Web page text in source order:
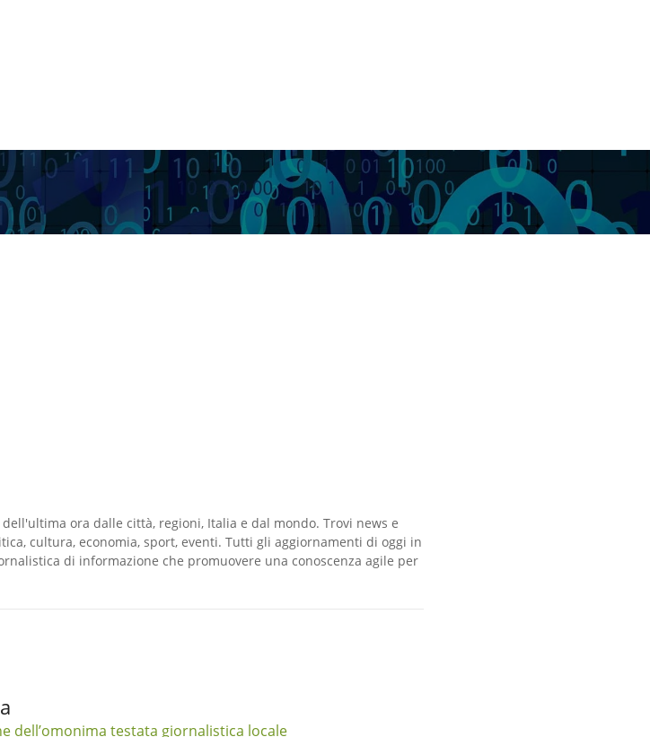
ora dalle città, regioni, Italia e dal mondo. Trovi news e
cultura, economia, sport, eventi. Tutti gli aggiornamenti di oggi in
di informazione che promuovere una conoscenza agile per
dell’omonima testata giornalistica locale